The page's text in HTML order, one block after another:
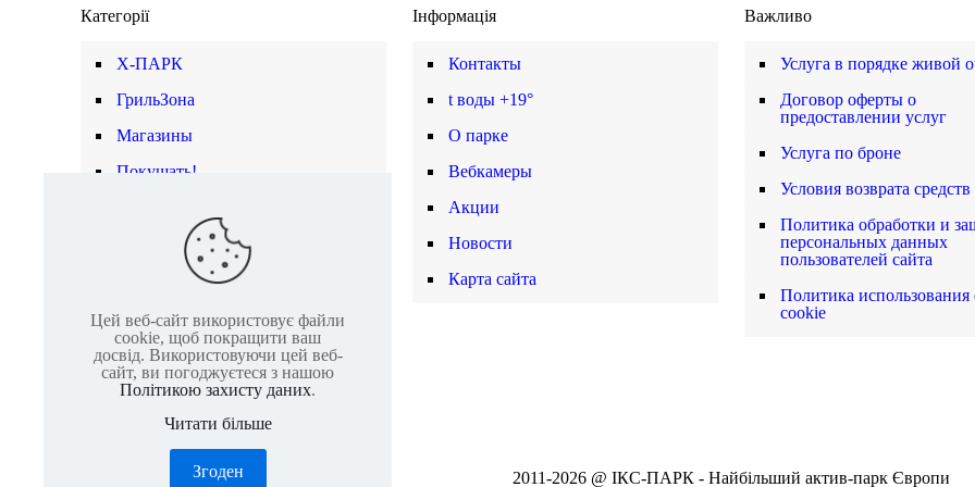
Категорії
X-ПАРК
ГрильЗона
Магазины
Покушать!
Развлечения
Інформація
Контакты
t воды +19°
О парке
Вебкамеры
Акции
Новости
Карта сайта
Важливо
Услуга в порядке живой
Договор оферты о
предоставлении услуг
Услуга по броне
Условия возврата средств
Политика обработки и
персональных данных
пользователей сайта
Политика использования
cookie
2011-2026 @ ІКС-ПАРК - Найбільший актив-парк Європи
Цей веб-сайт використовує файли
cookie, щоб покращити ваш
досвід. Використовуючи цей веб-
сайт, ви погоджуєтеся з нашою
Політикою захисту даних.
Читати більше
Згоден